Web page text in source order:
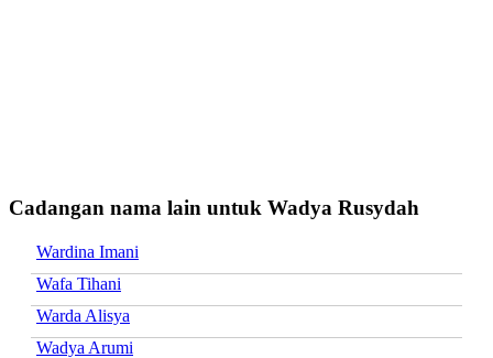
Cadangan nama lain untuk Wadya Rusydah
Wardina Imani
Wafa Tihani
Warda Alisya
Wadya Arumi